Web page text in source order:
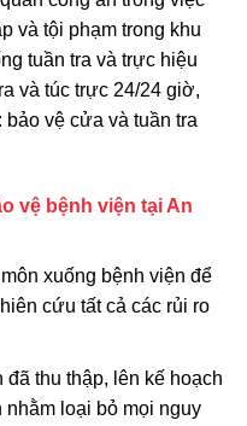
và tội phạm trong khu
tuần tra và trực hiệu
và túc trực 24/24 giờ,
vệ cửa và tuần tra
vệ bệnh viện tại An
xuống bệnh viện để
cứu tất cả các rủi ro
thu thập, lên kế hoạch
nhằm loại bỏ mọi nguy